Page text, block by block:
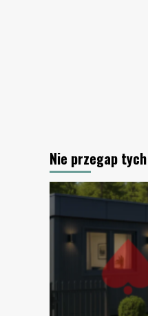
Nie przegap